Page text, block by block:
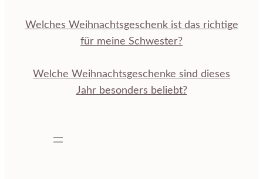
Welches Weihnachtsgeschenk ist das richtige
für meine Schwester?
Welche Weihnachtsgeschenke sind dieses
Jahr besonders beliebt?